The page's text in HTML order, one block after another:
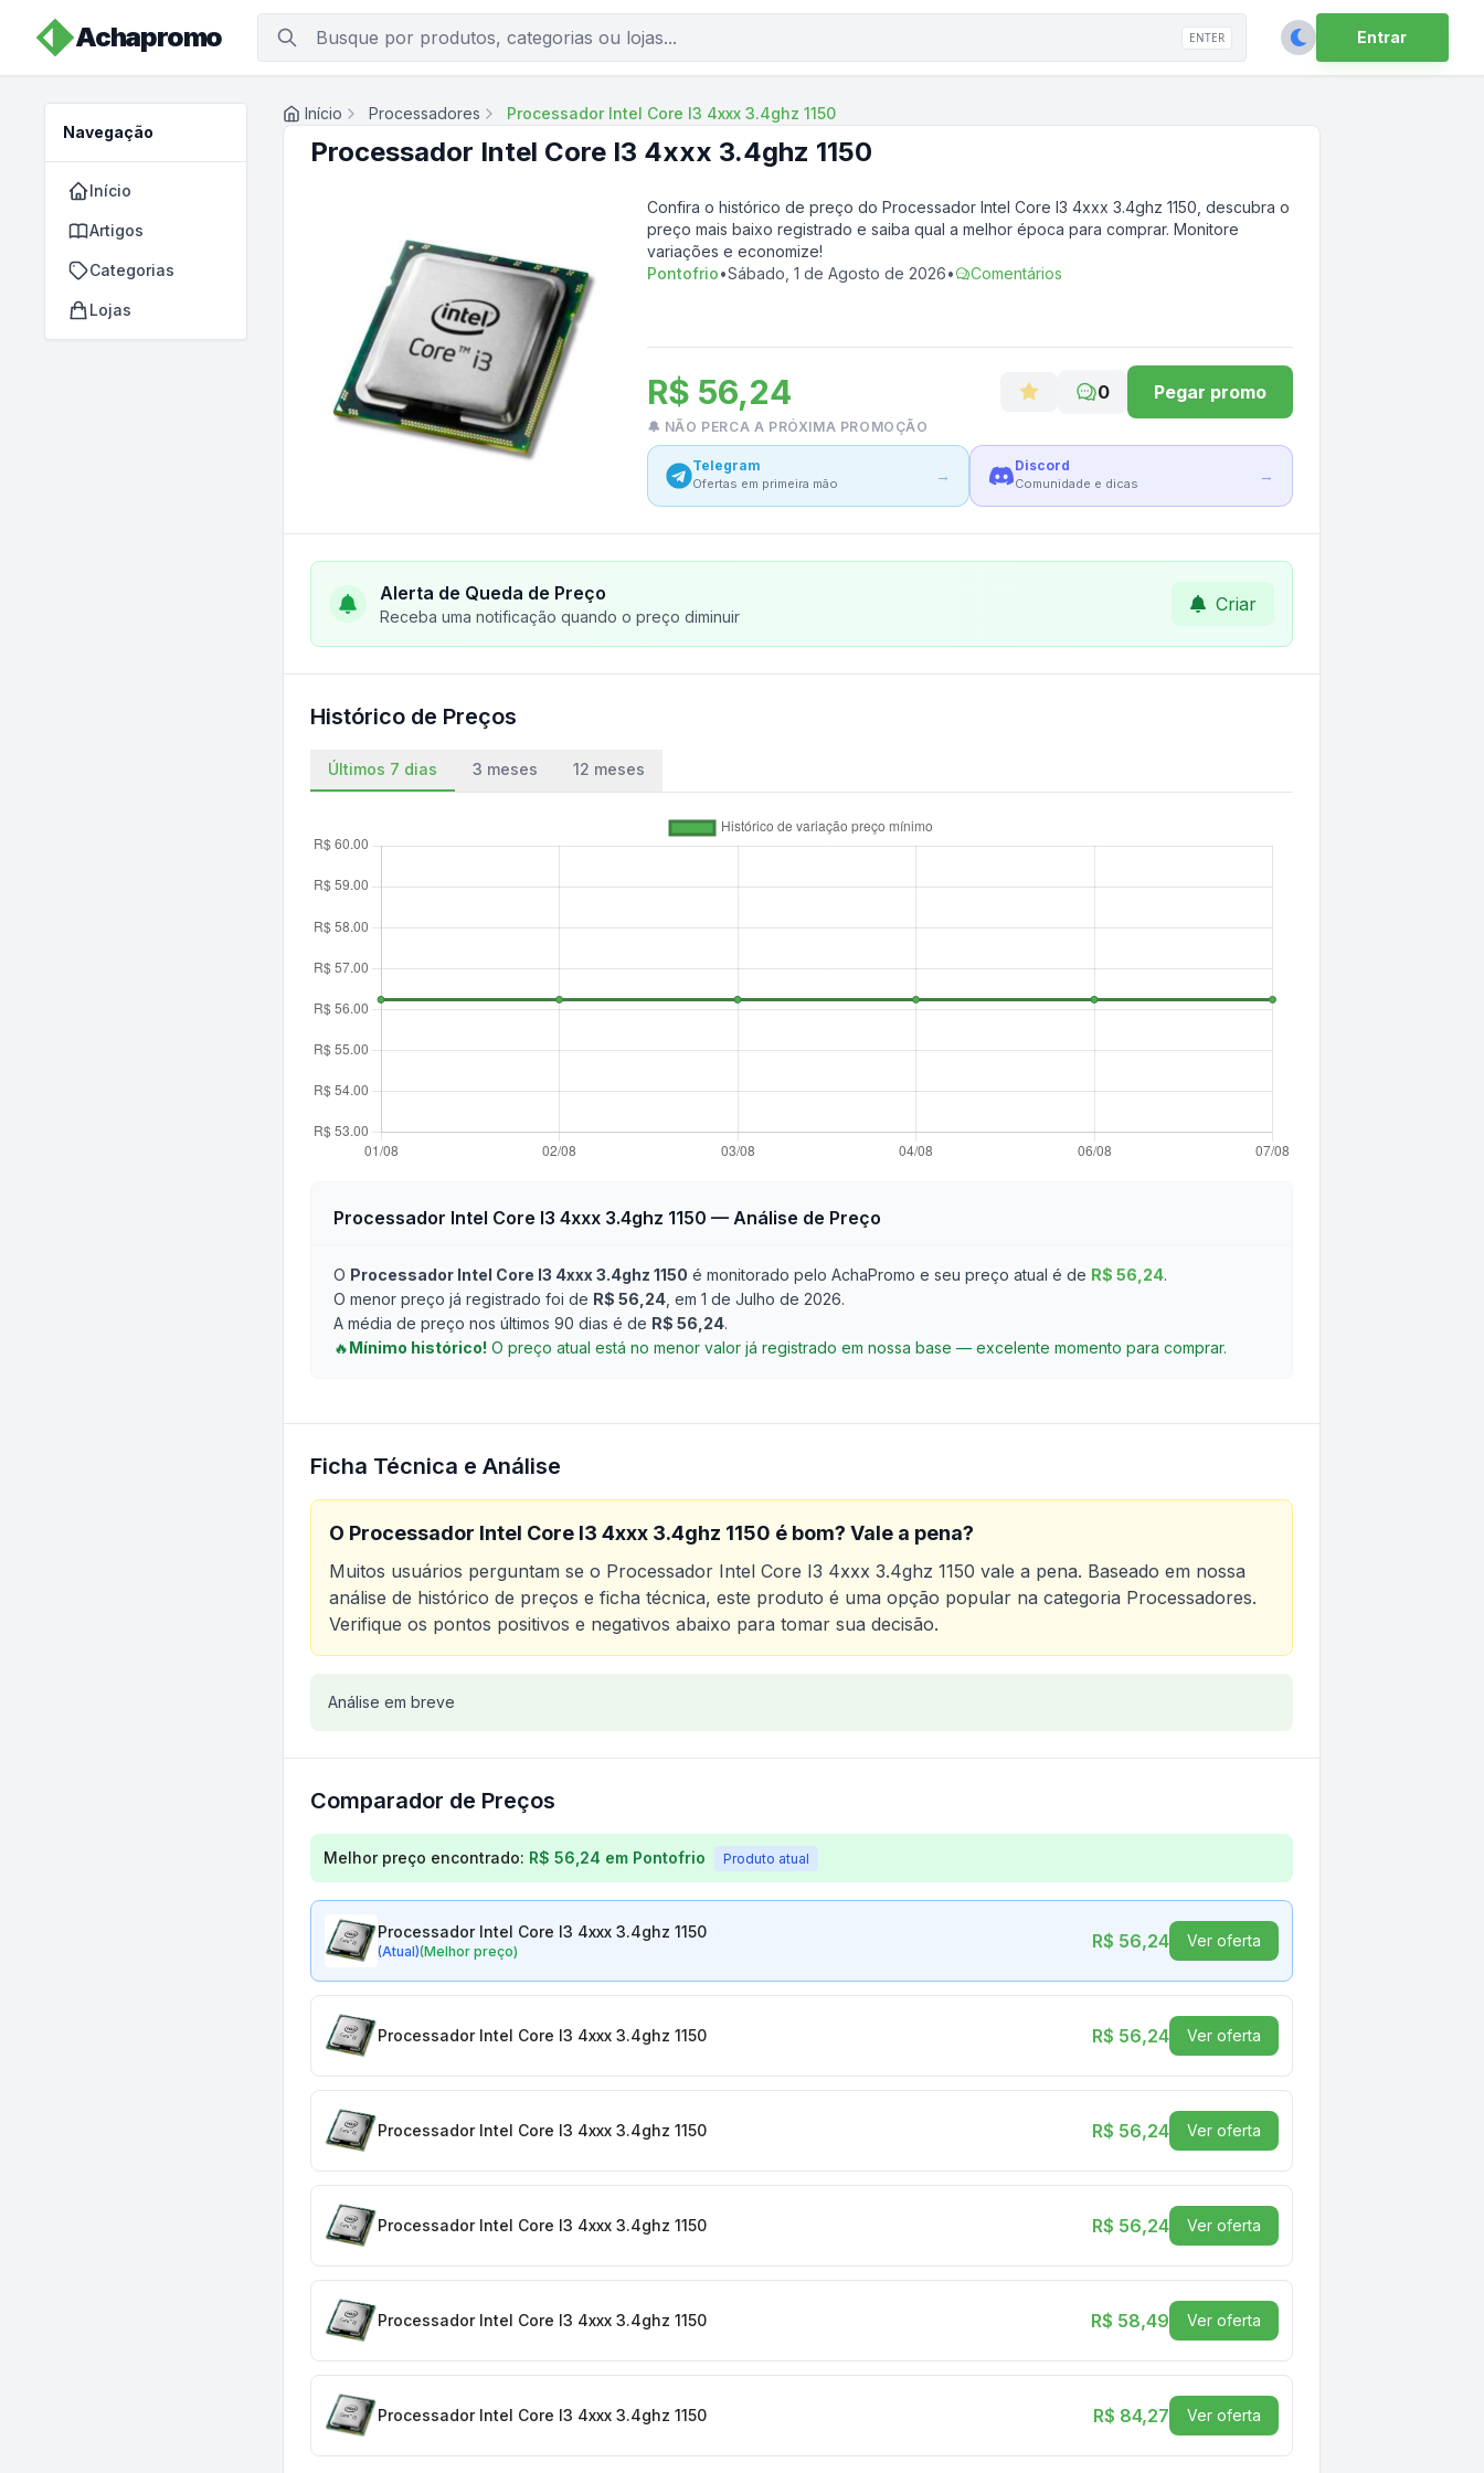
Achapromo ENTER Entrar
Navegação
Início
Artigos
Categorias
Lojas
Início Processadores Processador Intel Core I3 4xxx 3.4ghz 1150
Processador Intel Core I3 4xxx 3.4ghz 1150
Confira o histórico de preço do Processador Intel Core I3 4xxx 3.4ghz 1150 , descubra o
preço mais baixo registrado e saiba qual a melhor época para comprar. Monitore
variações e economize!
Pontofrio•Sábado, 1 de Agosto de 2026• Comentários
R$ 56,24 0 Pegar promo
🔔 NÃO PERCA A PRÓXIMA PROMOÇÃO
Telegram
Ofertas em primeira mão →
Discord
Comunidade e dicas →
Alerta de Queda de Preço
Receba uma notificação quando o preço diminuir
Criar
Histórico de Preços
Últimos 7 dias 3 meses 12 meses
Processador Intel Core I3 4xxx 3.4ghz 1150 — Análise de Preço
O Processador Intel Core I3 4xxx 3.4ghz 1150 é monitorado pelo AchaPromo e seu preço atual é de R$ 56,24.
O menor preço já registrado foi de R$ 56,24 , em 1 de Julho de 2026.
A média de preço nos últimos 90 dias é de R$ 56,24.
🔥Mínimo histórico! O preço atual está no menor valor já registrado em nossa base — excelente momento para comprar.
Ficha Técnica e Análise
O Processador Intel Core I3 4xxx 3.4ghz 1150 é bom? Vale a pena?
Muitos usuários perguntam se o Processador Intel Core I3 4xxx 3.4ghz 1150 vale a pena. Baseado em nossa
análise de histórico de preços e ficha técnica, este produto é uma opção popular na categoria Processadores.
Verifique os pontos positivos e negativos abaixo para tomar sua decisão.
Análise do produto
Análise em breve
Comparador de Preços
Comparação de preços para Processador Intel Core I3 4xxx 3.4ghz 1150
Melhor preço encontrado: R$ 56,24 em Pontofrio Produto atual
Processador Intel Core I3 4xxx 3.4ghz 1150
(Atual)(Melhor preço) R$ 56,24 Ver oferta
Processador Intel Core I3 4xxx 3.4ghz 1150 R$ 56,24 Ver oferta
Processador Intel Core I3 4xxx 3.4ghz 1150 R$ 56,24 Ver oferta
Processador Intel Core I3 4xxx 3.4ghz 1150 R$ 56,24 Ver oferta
Processador Intel Core I3 4xxx 3.4ghz 1150 R$ 58,49 Ver oferta
Processador Intel Core I3 4xxx 3.4ghz 1150 R$ 84,27 Ver oferta